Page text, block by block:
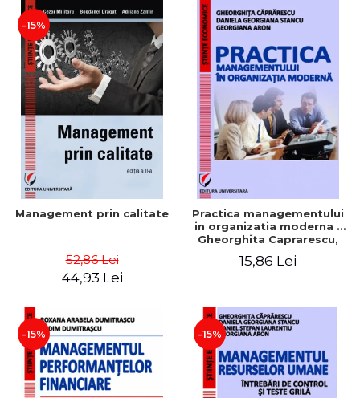
-15%
Management prin calitate
52,86 Lei
44,93 Lei
Practica managementului
in organizatia moderna -
Gheorghita Caprarescu,
Georgiana Aron
15,86 Lei
-15% -15%